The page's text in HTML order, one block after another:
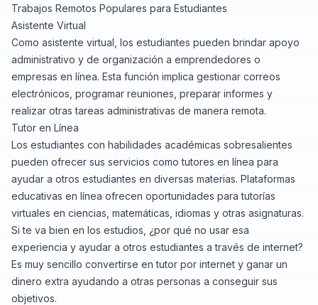
Trabajos Remotos Populares para Estudiantes
Asistente Virtual
Como asistente virtual, los estudiantes pueden brindar apoyo
administrativo y de organización a emprendedores o
empresas en línea. Esta función implica gestionar correos
electrónicos, programar reuniones, preparar informes y
realizar otras tareas administrativas de manera remota.
Tutor en Línea
Los estudiantes con habilidades académicas sobresalientes
pueden ofrecer sus servicios como tutores en línea para
ayudar a otros estudiantes en diversas materias. Plataformas
educativas en línea ofrecen oportunidades para tutorías
virtuales en ciencias, matemáticas, idiomas y otras asignaturas.
Si te va bien en los estudios, ¿por qué no usar esa
experiencia y ayudar a otros estudiantes a través de internet?
Es muy sencillo convertirse en tutor por internet y ganar un
dinero extra ayudando a otras personas a conseguir sus
objetivos.